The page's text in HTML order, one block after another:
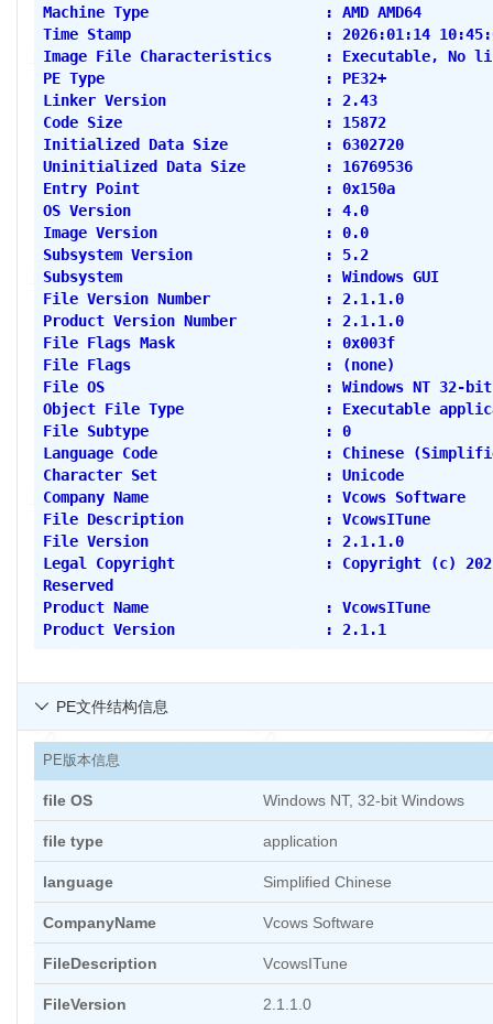
Machine Type                    : AMD AMD64
Time Stamp                      : 2026:01:14
Image File Characteristics      : Executable, No
PE Type                         : PE32+
Linker Version                  : 2.43
Code Size                       : 15872
Initialized Data Size           : 6302720
Uninitialized Data Size         : 16769536
Entry Point                     : 0x150a
OS Version                      : 4.0
Image Version                   : 0.0
Subsystem Version               : 5.2
Subsystem                       : Windows GUI
File Version Number             : 2.1.1.0
Product Version Number          : 2.1.1.0
File Flags Mask                 : 0x003f
File Flags                      : (none)
File OS                         : Windows NT 32-bit
Object File Type                : Executable
File Subtype                    : 0
Language Code                   : Chinese
Character Set                   : Unicode
Company Name                    : Vcows Software
File Description                : VcowsITune
File Version                    : 2.1.1.0
Legal Copyright                 : Copyright (c)
Reserved
Product Name                    : VcowsITune
Product Version                 : 2.1.1
PE文件结构信息

PE版本信息
file OS Windows NT, 32-bit Windows
file type application
language Simplified Chinese
CompanyName Vcows Software
FileDescription VcowsITune
FileVersion 2.1.1.0